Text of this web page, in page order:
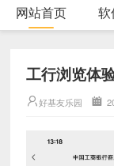
网站首页 软
工行浏览体
好基友乐园